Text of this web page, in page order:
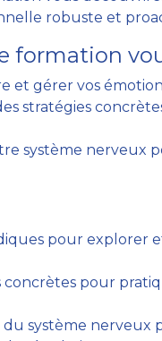
robuste et
formation
et gérer vos
stratégies
système nerveux
pour explorer
concrètes pour
du système nerveux